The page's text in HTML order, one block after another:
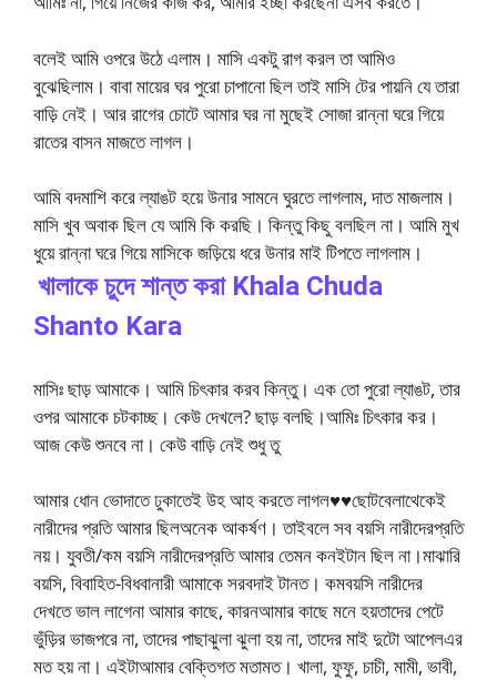
বলেই আমি ওপরে উঠে এলাম। মাসি একটু রাগ করল তা আমিও
বুঝেছিলাম। বাবা মায়ের ঘর পুরো চাপানো ছিল তাই মাসি টের পায়নি যে তারা
বাড়ি নেই। আর রাগের চোটে আমার ঘর না মুছেই সোজা রান্না ঘরে গিয়ে
রাতের বাসন মাজতে লাগল।
আমি বদমাশি করে ল্যাঙট হয়ে উনার সামনে ঘুরতে লাগলাম, দাত মাজলাম।
মাসি খুব অবাক ছিল যে আমি কি করছি। কিন্তু কিছু বলছিল না। আমি মুখ
ধুয়ে রান্না ঘরে গিয়ে মাসিকে জড়িয়ে ধরে উনার মাই টিপতে লাগলাম।
খালাকে চুদে শান্ত করা Khala Chuda
Shanto Kara
মাসিঃ ছাড় আমাকে। আমি চিৎকার করব কিন্তু। এক তো পুরো ল্যাঙট, তার
ওপর আমাকে চটকাচ্ছ। কেউ দেখলে? ছাড় বলছি।আমিঃ চিৎকার কর।
আজ কেউ শুনবে না। কেউ বাড়ি নেই শুধু তু
আমার ধোন ভোদাতে ঢুকাতেই উহ আহ করতে লাগল♥♥ছোটবেলাথেকেই
নারীদের প্রতি আমার ছিলঅনেক আকর্ষণ। তাইবলে সব বয়সি নারীদেরপ্রতি
নয়। যুবতী/কম বয়সি নারীদেরপ্রতি আমার তেমন কনইটান ছিল না।মাঝারি
বয়সি, বিবাহিত-বিধবানারী আমাকে সরবদাই টানত। কমবয়সি নারীদের
দেখতে ভাল লাগেনা আমার কাছে, কারনআমার কাছে মনে হয়তাদের পেটে
ভুঁড়ির ভাজপরে না, তাদের পাছাঝুলা ঝুলা হয় না, তাদের মাই দুটো আপেলএর
মত হয় না। এইটাআমার বেক্তিগত মতামত। খালা, ফুফু, চাচী, মামী, ভাবী,